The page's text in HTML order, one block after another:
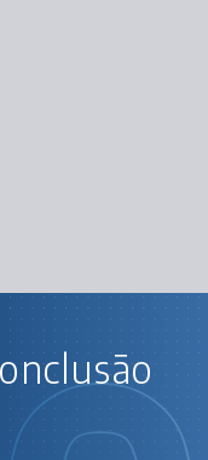
em